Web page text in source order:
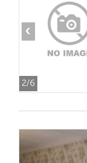
2/6
‹